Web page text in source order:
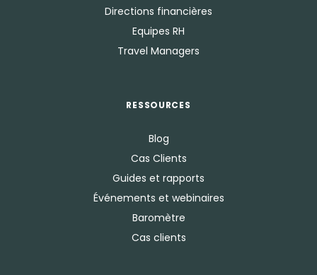
Directions financières
Equipes RH
Travel Managers
RESSOURCES
Blog
Cas Clients
Guides et rapports
Événements et webinaires
Baromètre
Cas clients